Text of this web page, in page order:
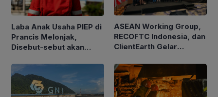
Laba Anak Usaha PIEP di
Prancis Melonjak,
Disebut-sebut akan
Migas Kanada
ASEAN Working Group,
RECOFTC Indonesia, dan
ClientEarth Gelar
untuk Memperkuat Tata
Kelola Perhutanan Sosial